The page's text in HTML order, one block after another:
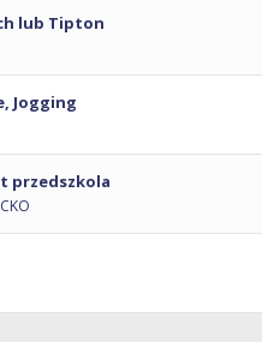
lub Tipton
Jogging
przedszkola